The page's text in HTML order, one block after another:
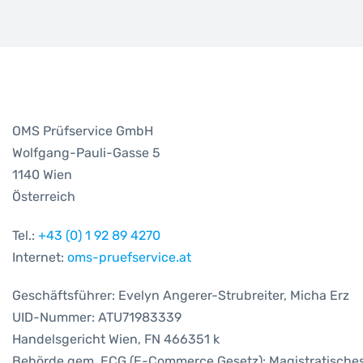
OMS Prüfservice GmbH
Wolfgang-Pauli-Gasse 5
1140 Wien
Österreich
Tel.: +43 (0) 1 92 89 4270
Internet: oms-pruefservice.at
Geschäftsführer: Evelyn Angerer-Strubreiter, Micha Erz
UID-Nummer: ATU71983339
Handelsgericht Wien, FN 466351 k